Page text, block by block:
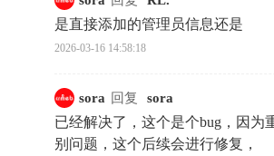
是直接添加的管理员信息还是
2026-03-16 14:58:18
sora 回复 sora
已经解决了，这个是个bug，因为
别问题，这个后续会进行修复，